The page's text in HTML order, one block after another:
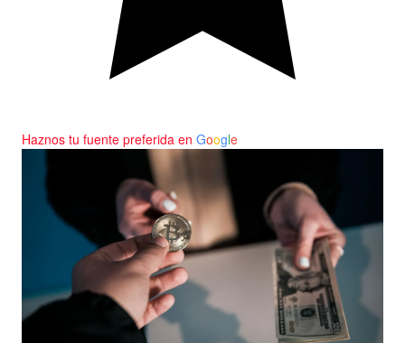
Haznos tu fuente preferida en Google